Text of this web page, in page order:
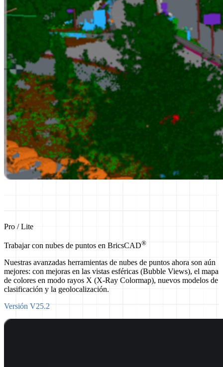
Pro / Lite
Trabajar con nubes de puntos en BricsCAD®
Nuestras avanzadas herramientas de nubes de puntos ahora son aún
mejores: con mejoras en las vistas esféricas (Bubble Views), el mapa
de colores en modo rayos X (X-Ray Colormap), nuevos modelos de
clasificación y la geolocalización.
Versión V25.2